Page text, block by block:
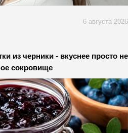
6 августа 2026
из черники - вкуснее просто не
сокровище